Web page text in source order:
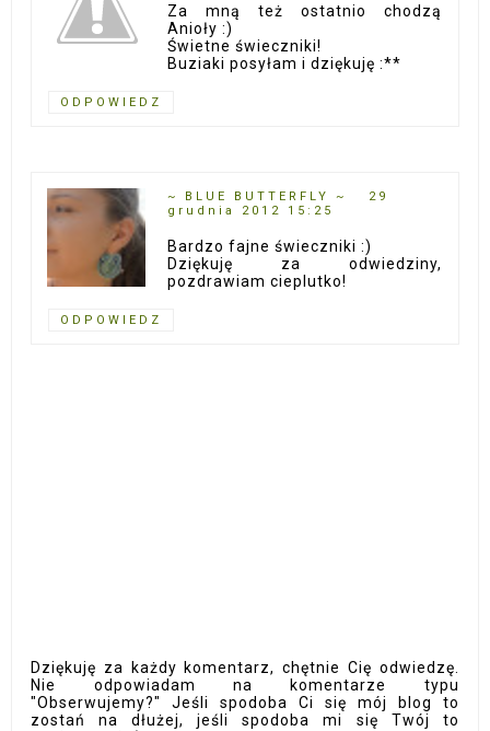
Za mną też ostatnio chodzą
Anioły :)
Świetne świeczniki!
Buziaki posyłam i dziękuję :**
ODPOWIEDZ
~ BLUE BUTTERFLY ~
29
grudnia 2012 15:25
Bardzo fajne świeczniki :)
Dziękuję za odwiedziny,
pozdrawiam cieplutko!
ODPOWIEDZ
Dziękuję za każdy komentarz, chętnie Cię odwiedzę.
Nie odpowiadam na komentarze typu
"Obserwujemy?" Jeśli spodoba Ci się mój blog to
zostań na dłużej, jeśli spodoba mi się Twój to